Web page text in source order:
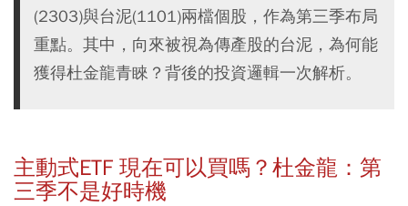
(2303)與台泥(1101)兩檔個股，作為第三季布局
重點。其中，向來被視為傳產股的台泥，為何能
獲得杜金龍青睞？背後的投資邏輯一次解析。
主動式ETF 現在可以買嗎？杜金龍：第
三季不是好時機